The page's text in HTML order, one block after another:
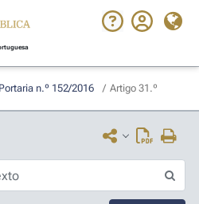
Portaria n.º 152/2016 / Artigo 31.º